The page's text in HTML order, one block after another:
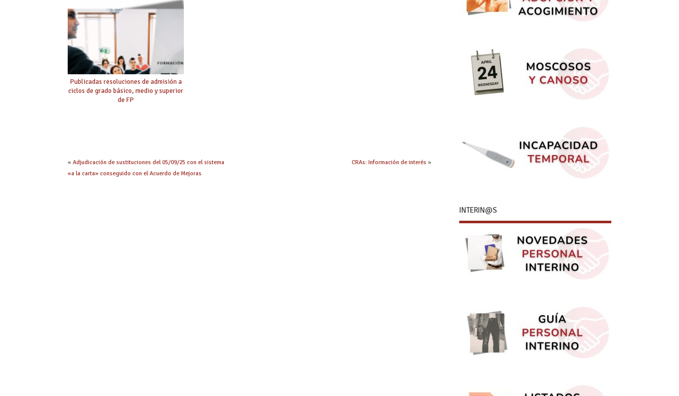
Publicadas resoluciones de admisión a
ciclos de grado básico, medio y superior
de FP
«Adjudicación de sustituciones del 05/09/25 con el sistema
«a la carta» conseguido con el Acuerdo de Mejoras
CRAs: Información de interés »
INTERIN@S